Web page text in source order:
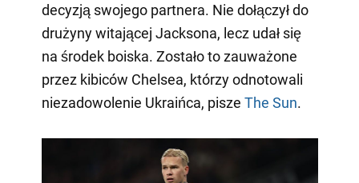
decyzją swojego partnera. Nie dołączył do
drużyny witającej Jacksona, lecz udał się
na środek boiska. Zostało to zauważone
przez kibiców Chelsea, którzy odnotowali
niezadowolenie Ukraińca, pisze The Sun.